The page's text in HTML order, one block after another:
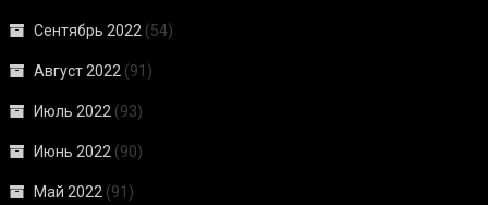
Сентябрь 2022 (54)
Август 2022 (91)
Июль 2022 (93)
Июнь 2022 (90)
Май 2022 (91)